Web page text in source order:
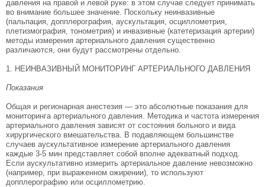
давления на правой и левой руке: в этом случае следует принимать
во внимание большее значение. Поскольку неинвазивные
(пальпация, допплерография, аускультация, осциллометрия,
плетизмография, тонометрия) и инвазивные (катетеризация артерии)
методы измерения артериального давления существенно
различаются, они будут рассмотрены отдельно.
1. НЕИНВАЗИВНЫЙ МОНИТОРИНГ АРТЕРИАЛЬНОГО ДАВЛЕНИЯ
Показания
Общая и регионарная анестезия — это абсолютные показания для
мониторинга артериального давления. Методика и частота измерения
артериального давления зависят от состояния больного и вида
хирургического вмешательства. В подавляющем большинстве
случаев аускультативное измерение артериального давления
каждые 3-5 мин представляет собой вполне адекватный подход.
Если аускультативно измерить артериальное давление невозможно
(например, при выраженном ожирении), то используют
допплерографию или осциллометрию.